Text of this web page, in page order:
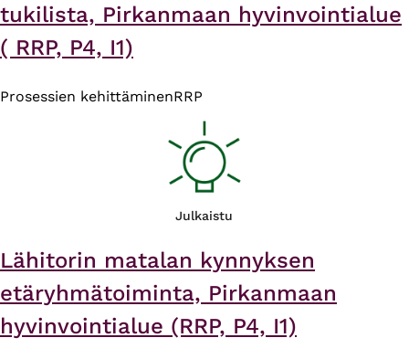
tukilista, Pirkanmaan hyvinvointialue
( RRP, P4, I1)
Prosessien kehittäminenRRP
Julkaistu
Lähitorin matalan kynnyksen
etäryhmätoiminta, Pirkanmaan
hyvinvointialue (RRP, P4, I1)